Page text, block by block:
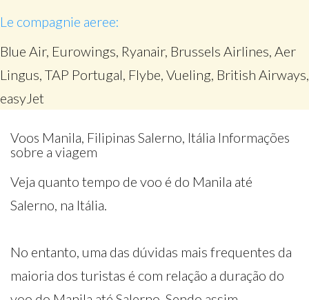
Le compagnie aeree:
Blue Air, Eurowings, Ryanair, Brussels Airlines, Aer
Lingus, TAP Portugal, Flybe, Vueling, British Airways,
easyJet
Voos Manila, Filipinas Salerno, Itália Informações
sobre a viagem
Veja quanto tempo de voo é do Manila até
Salerno, na Itália.
No entanto, uma das dúvidas mais frequentes da
maioria dos turistas é com relação a duração do